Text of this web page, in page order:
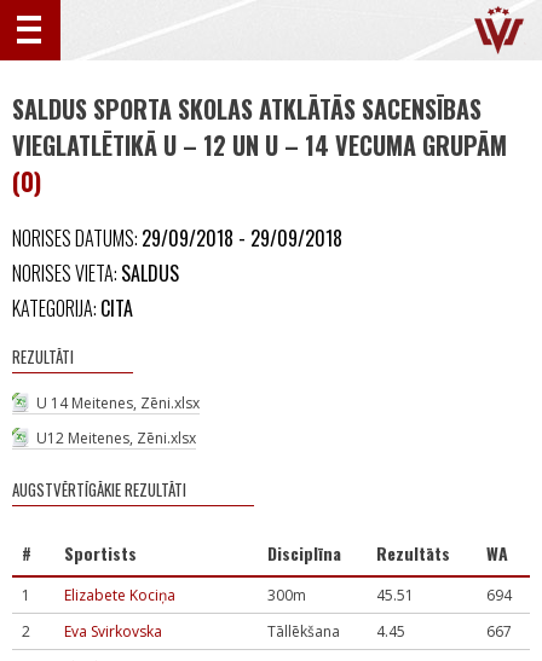
SALDUS SPORTA SKOLAS ATKLĀTĀS SACENSĪBAS
VIEGLATLĒTIKĀ U – 12 UN U – 14 VECUMA GRUPĀM
(0)
NORISES DATUMS: 29/09/2018 - 29/09/2018
NORISES VIETA: SALDUS
KATEGORIJA: CITA
REZULTĀTI
U 14 Meitenes, Zēni.xlsx
U12 Meitenes, Zēni.xlsx
AUGSTVĒRTĪGĀKIE REZULTĀTI
# Sportists Disciplīna Rezultāts WA
1 Elizabete Kociņa 300m 45.51
694
2
Eva Svirkovska Tāllēkšana 4.45
667